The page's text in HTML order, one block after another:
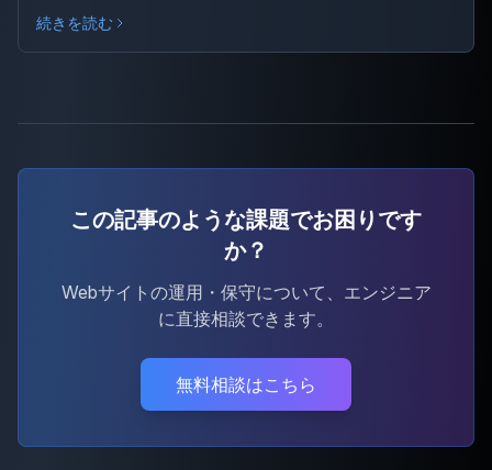
続きを読む
この記事のような課題でお困りです
か？
Webサイトの運用・保守について、エンジニア
に直接相談できます。
無料相談はこちら